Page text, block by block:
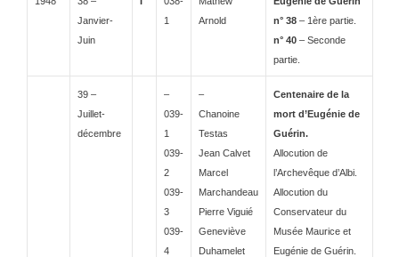
Janvier-
Juin
1
Arnold
n° 38 – 1ère partie.
n° 40 – Seconde
partie.
39 –
Juillet-
décembre
–
039-
1
039-
2
039-
3
039-
4
–
Chanoine
Testas
Jean Calvet
Marcel
Marchandeau
Pierre Viguié
Geneviève
Duhamelet
Centenaire de la
mort d’Eugénie de
Guérin.
Allocution de
l’Archevêque d’Albi.
Allocution du
Conservateur du
Musée Maurice et
Eugénie de Guérin.